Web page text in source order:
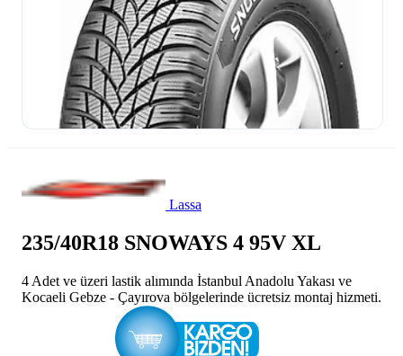
Lassa
235/40R18 SNOWAYS 4 95V XL
4 Adet ve üzeri lastik alımında İstanbul Anadolu Yakası ve
Kocaeli Gebze - Çayırova bölgelerinde ücretsiz montaj hizmeti.